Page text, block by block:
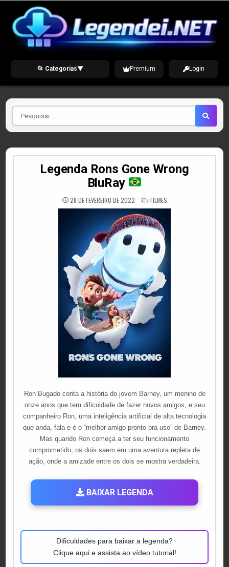
content
📂 Categorias▼ Premium Login
Pesquisar
por
Legenda Rons Gone Wrong
BluRay
28 DE FEVEREIRO DE 2022 POSTED
IN
FILMES
Ron Bugado conta a história do jovem Barney, um menino de
onze anos que tem dificuldade de fazer novos amigos, e seu
companheiro Ron, uma inteligência artificial de alta tecnologia
que anda, fala e é o “melhor amigo pronto pra uso” de Barney.
Mas quando Ron começa a ter seu funcionamento
comprometido, os dois saem em uma aventura repleta de
ação, onde a amizade entre os dois se mostra verdadeira.
BAIXAR LEGENDA
Dificuldades para baixar a legenda?
Clique aqui e assista ao vídeo tutorial!